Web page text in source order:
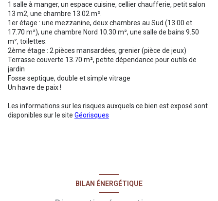
1 salle à manger, un espace cuisine, cellier chaufferie, petit salon
13 m2, une chambre 13.02 m².
1er étage : une mezzanine, deux chambres au Sud (13.00 et
17.70 m²), une chambre Nord 10.30 m², une salle de bains 9.50
m², toilettes.
2ème étage : 2 pièces mansardées, grenier (pièce de jeux)
Terrasse couverte 13.70 m², petite dépendance pour outils de
jardin
Fosse septique, double et simple vitrage
Un havre de paix !
Les informations sur les risques auxquels ce bien est exposé sont
disponibles sur le site Géorisques
BILAN ÉNERGÉTIQUE